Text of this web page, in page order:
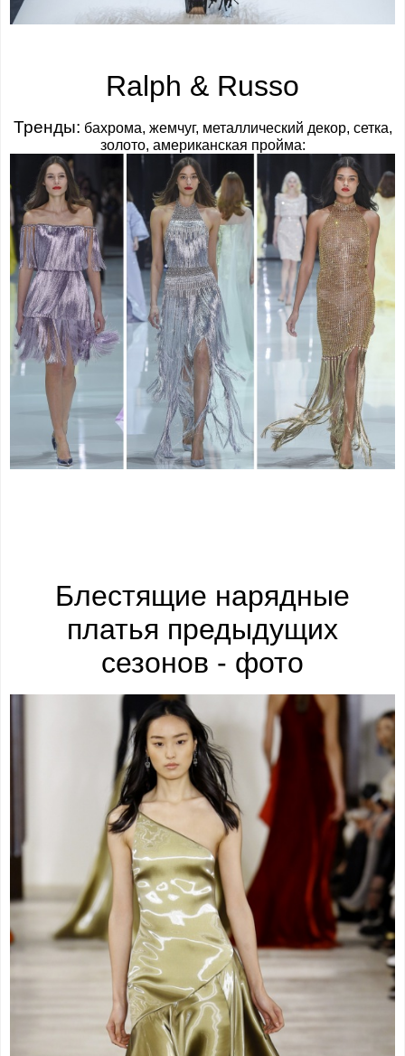
Ralph & Russo
Тренды: бахрома, жемчуг, металлический декор, сетка,
золото, американская пройма:
Блестящие нарядные
платья предыдущих
сезонов - фото